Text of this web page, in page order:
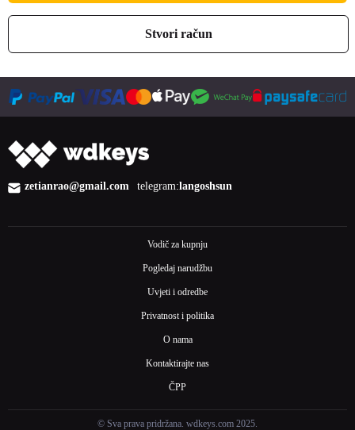
Stvori račun
zetianrao@gmail.com telegram:langoshsun
Vodič za kupnju
Pogledaj narudžbu
Uvjeti i odredbe
Privatnost i politika
O nama
Kontaktirajte nas
ČPP
© Sva prava pridržana. wdkeys.com 2025.